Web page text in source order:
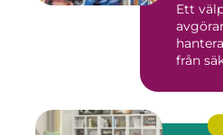
Ett
från